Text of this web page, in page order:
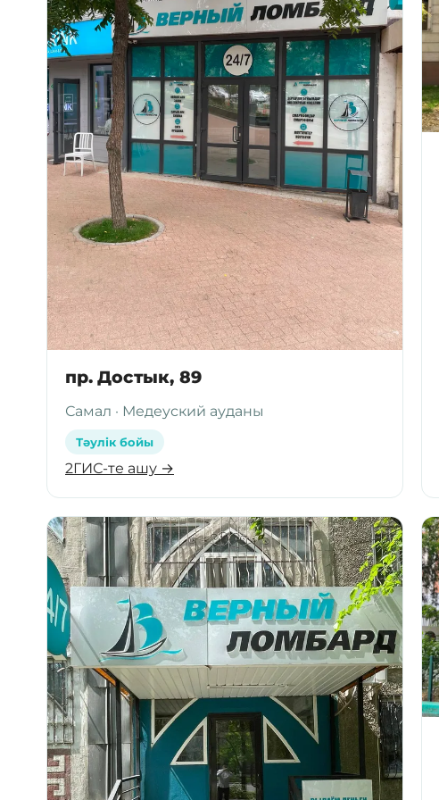
пр. Достык, 89
Самал · Медеуский ауданы
Тәулік бойы
2ГИС-те ашу →